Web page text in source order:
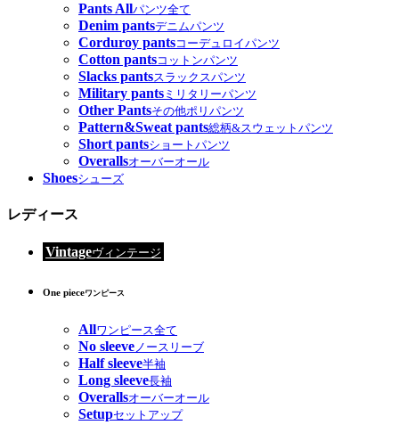
Pants Allパンツ全て
Denim pantsデニムパンツ
Corduroy pantsコーデュロイパンツ
Cotton pantsコットンパンツ
Slacks pantsスラックスパンツ
Military pants ミリタリーパンツ
Other Pantsその他ポリパンツ
Pattern&Sweat pants総柄&スウェットパンツ
Short pantsショートパンツ
Overallsオーバーオール
Shoesシューズ
レディース
Vintageヴィンテージ
One pieceワンピース
Allワンピース全て
No sleeve ノースリーブ
Half sleeve半袖
Long sleeve長袖
Overallsオーバーオール
Setupセットアップ